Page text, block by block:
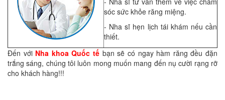
sóc sức khỏe răng miệng.
- Nha sĩ hẹn lịch tái khám nếu cần
thiết.
Đến với Nha khoa Quốc tế bạn sẽ có ngay hàm răng đều đặn
trắng sáng, chúng tôi luôn mong muốn mang đến nụ cười rạng rỡ
cho khách hàng!!!